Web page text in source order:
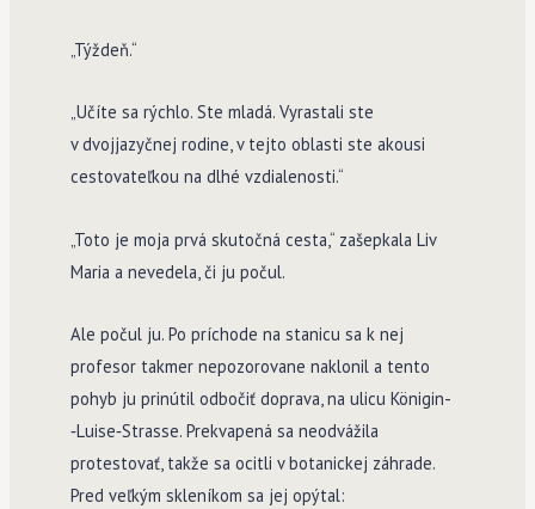
„Týždeň.“
„Učíte sa rýchlo. Ste mladá. Vyrastali ste
v dvojjazyč­nej rodine, v tejto oblasti ste akousi
cestovateľkou na dlhé vzdialenosti.“
„Toto je moja prvá skutočná cesta,“ zašepkala Liv
Maria a nevedela, či ju počul.
Ale počul ju. Po príchode na stanicu sa k nej
profesor takmer nepozorovane naklonil a tento
pohyb ju prinútil odbočiť doprava, na ulicu Königin­
‑Luise­‑Strasse. Prekvapená sa neodvážila
protestovať, takže sa ocitli v botanickej záhrade.
Pred veľkým skleníkom sa jej opýtal: